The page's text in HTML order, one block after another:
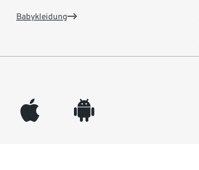
Babykleidung
appleinc android